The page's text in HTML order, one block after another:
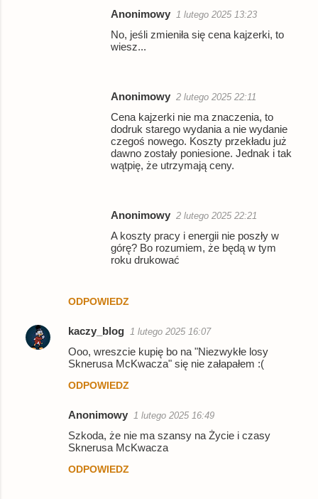
ODPOWIEDZ
Anonimowy 1 lutego 2025 13:23
No, jeśli zmieniła się cena kajzerki, to
wiesz...
Anonimowy 2 lutego 2025 22:11
Cena kajzerki nie ma znaczenia, to
dodruk starego wydania a nie wydanie
czegoś nowego. Koszty przekładu już
dawno zostały poniesione. Jednak i tak
wątpię, że utrzymają ceny.
Anonimowy 2 lutego 2025 22:21
A koszty pracy i energii nie poszły w
górę? Bo rozumiem, że będą w tym
roku drukować
kaczy_blog 1 lutego 2025 16:07
Ooo, wreszcie kupię bo na "Niezwykłe losy
Sknerusa McKwacza" się nie załapałem :(
ODPOWIEDZ
Anonimowy 1 lutego 2025 16:49
Szkoda, że nie ma szansy na Życie i czasy
Sknerusa McKwacza
ODPOWIEDZ